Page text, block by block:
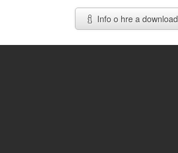
Info o hre a download